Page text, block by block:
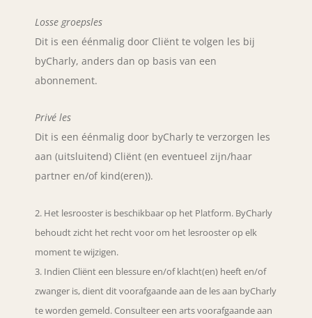
Losse groepsles
Dit is een éénmalig door Cliënt te volgen les bij
byCharly, anders dan op basis van een
abonnement.
Privé les
Dit is een éénmalig door byCharly te verzorgen les
aan (uitsluitend) Cliënt (en eventueel zijn/haar
partner en/of kind(eren)).
Het lesrooster is beschikbaar op het Platform. ByCharly
behoudt zicht het recht voor om het lesrooster op elk
moment te wijzigen.
Indien Cliënt een blessure en/of klacht(en) heeft en/of
zwanger is, dient dit voorafgaande aan de les aan byCharly
te worden gemeld. Consulteer een arts voorafgaande aan